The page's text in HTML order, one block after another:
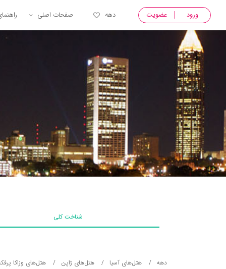
ورود عضویت دهه صفحات اصلی
شناخت کلی
دهه هتل‌های آسيا هتل‌های ژاپن هتل‌های وزاکا